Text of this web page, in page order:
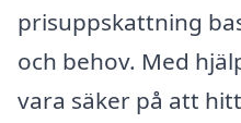
prisuppskattning
och behov. Med
vara säker på att